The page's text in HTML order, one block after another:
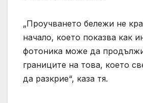
„Проучването бележи не
начало, което показва как
фотоника може да
границите на това, което
да разкрие“, каза тя.